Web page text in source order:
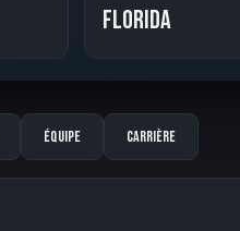
Florida
Équipe Carrière